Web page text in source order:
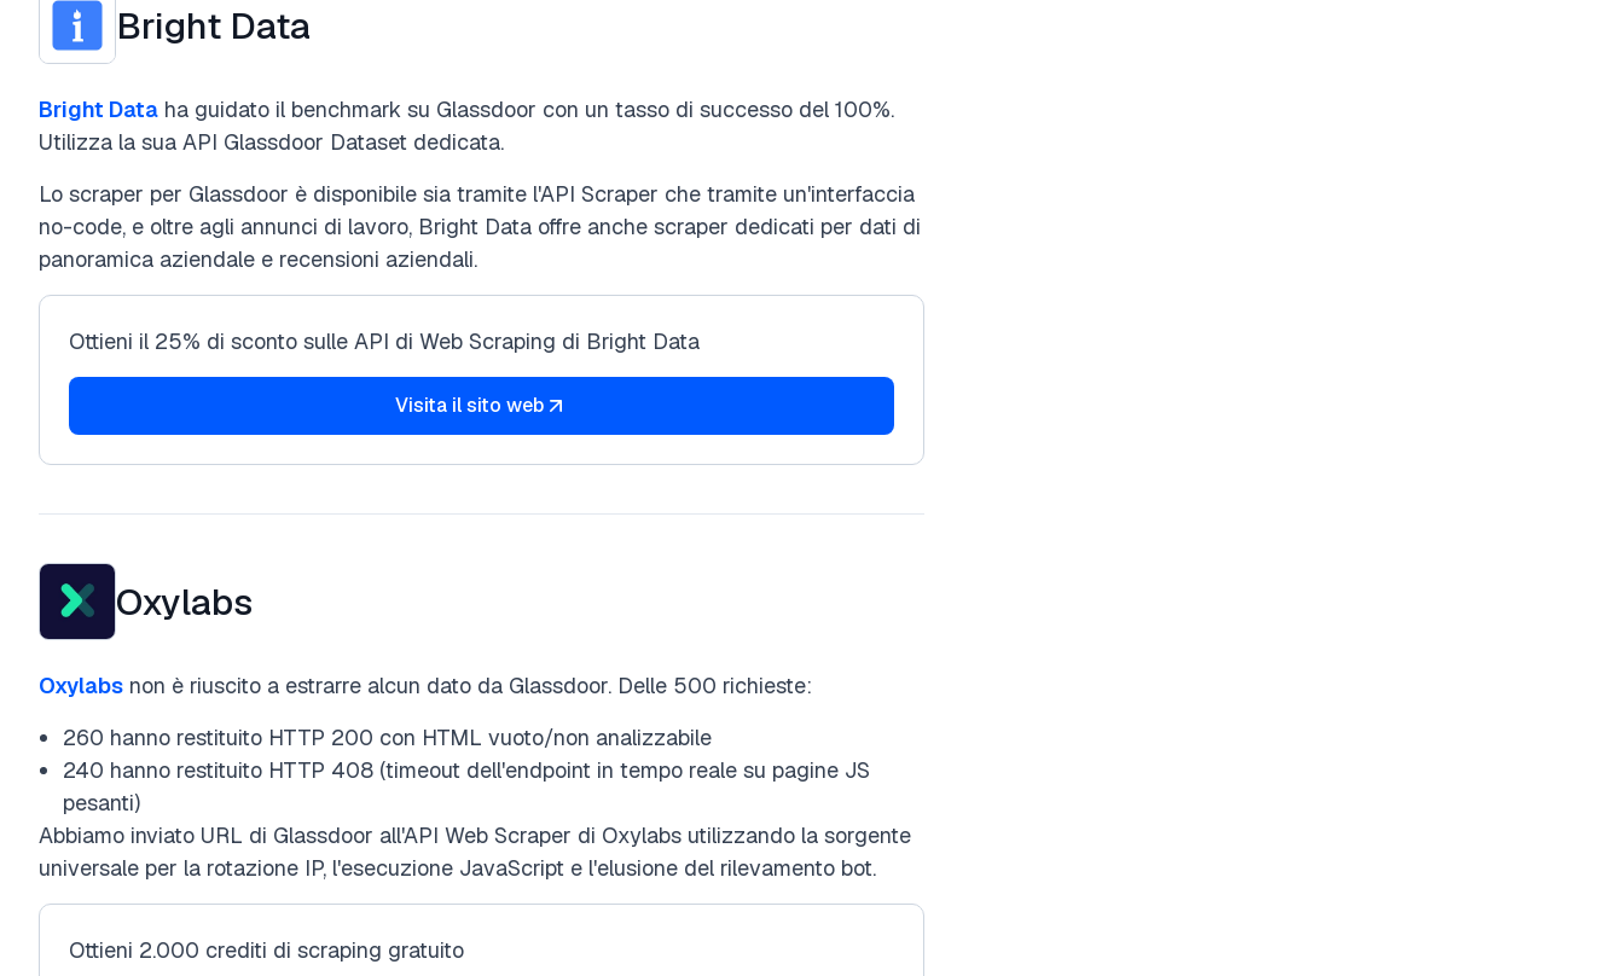
Bright Data
Bright Data ha guidato il benchmark su Glassdoor con un tasso di successo del 100%.
Utilizza la sua API Glassdoor Dataset dedicata.
Lo scraper per Glassdoor è disponibile sia tramite l'API Scraper che tramite un'interfaccia
no-code, e oltre agli annunci di lavoro, Bright Data offre anche scraper dedicati per dati di
panoramica aziendale e recensioni aziendali.
Ottieni il 25% di sconto sulle API di Web Scraping di Bright Data
Visita il sito web
Oxylabs
Oxylabs non è riuscito a estrarre alcun dato da Glassdoor. Delle 500 richieste:
260 hanno restituito HTTP 200 con HTML vuoto/non analizzabile
240 hanno restituito HTTP 408 (timeout dell'endpoint in tempo reale su pagine JS
pesanti)
Abbiamo inviato URL di Glassdoor all'API Web Scraper di Oxylabs utilizzando la sorgente
universale per la rotazione IP, l'esecuzione JavaScript e l'elusione del rilevamento bot.
Ottieni 2.000 crediti di scraping gratuito